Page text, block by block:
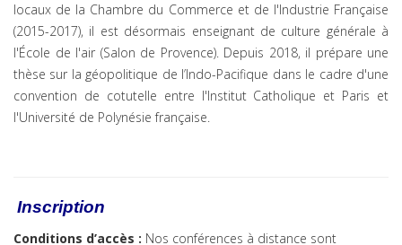
locaux de la Chambre du Commerce et de l'Industrie Française
(2015-2017), il est désormais enseignant de culture générale à
l'École de l'air (Salon de Provence). Depuis 2018, il prépare une
thèse sur la géopolitique de l’Indo-Pacifique dans le cadre d'une
convention de cotutelle entre l'Institut Catholique et Paris et
l'Université de Polynésie française.
Inscription
Conditions d’accès : Nos conférences à distance sont